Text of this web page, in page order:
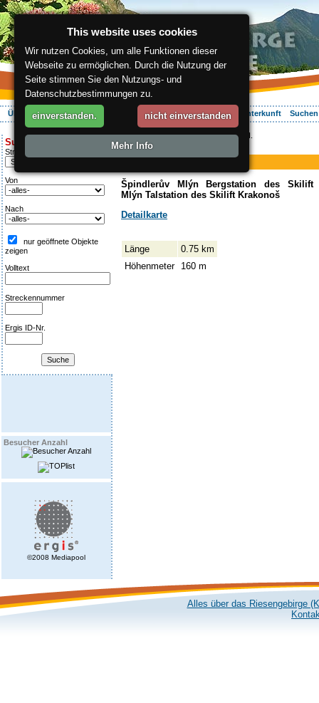
Über die Region Aktiv Erleben Entspannung Ihr Urlaub Unterkunft
Suche:
Streckentipp
Von
Nach
nur geöffnete Objekte
zeigen
Volltext
Streckennummer
Ergis ID-Nr.
Besucher Anzahl
©2008 Mediapool
ergis.cz>Aktiv Erleben> Krakonoš II.
Piste
Krakonoš II.
Špindlerův Mlýn Bergstation des Skilift
Mlýn Talstation des Skilift Krakonoš
Detailkarte
Länge
0.75 km
Höhenmeter
160 m
Alles über das Riesengebirge
This website uses cookies
Wir nutzen Cookies, um alle Funktionen dieser
Webseite zu ermöglichen. Durch die Nutzung der
Seite stimmen Sie den Nutzungs- und
Datenschutzbestimmungen zu.
einverstanden. nicht einverstanden
Mehr Info